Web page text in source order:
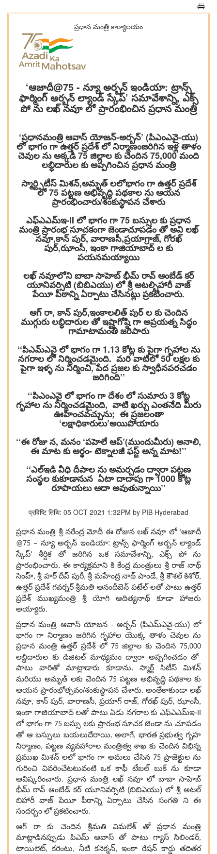
ప్రధాన మంత్రి కార్యాలయం
‘ఆజాదీ@75 - న్యూ అర్బన్ ఇండియా: ట్రాన్స్
ఫార్మింగ్ అర్బన్ ల్యాండ్ స్కేప్’ సమావేశాన్ని, ఎక్స్
పో ను లఖ్ నవూ లో ప్రారంభించిన ప్రధాన మంత్రి
‘ప్రధానమంత్రి ఆవాస్ యోజన్-అర్బన్’ (పిఎంఎవై-యు)
లో భాగం గా ఉత్తర్ ప్రదేశ్ లో నిర్మాణంజరిగిన ఇళ్ల తాళం
చెవుల ను అక్కడి 75 జిల్లాల కు చెందిన 75,000 మంది
లబ్ధిదారుల కు అప్పగించిన ప్రధాన మంత్రి
స్మార్ట్సిటీస్ మిశన్,అమృత్ లలోభాగం గా ఉత్తర్ ప్రదేశ్
లో 75 పట్టణ అభివృద్ధి పథకాల ను ఆయన
ప్రారంభించారు/శంకుస్థాపన చేశారు
ఎఫ్ఎఎమ్ఇ-II లో భాగం గా 75 బస్సుల కు ప్రధాన
మంత్రి ప్రారంభ సూచకంగా జెండాచూపడం తో అవి లఖ్
నవూ,కాన్ పుర్, వారాణసీ,ప్రయాగ్రాజ్, గోరఖ్
పుర్,ఝాంసీ, ఇంకా గాజియాబాద్ ల కు
పయనమయ్యాయి
లఖ్ నవూలోని బాబా సాహెబ్ భీమ్ రావ్ ఆంబేడ్‌ క‌ర్
యూనివర్సిటి (బిబిఎయు) లో శ్రీ అటల్బిహారీ వాజ్
పేయీ పీఠాన్ని ఏర్పాటు చేసినట్లు ప్రకటించారు.
ఆగ్ రా, కాన్ పుర్,ఇంకాలలిత్ పుర్ ల కు చెందిన
ముగ్గురు లబ్ధిదారుల తో ఇష్టాగోష్ఠి గా అప్రయత్న సిద్ధం
గామాటామంతీ జరిపారు
‘‘పిఎమ్ఎవై లో భాగం గా 1.13 కోట్ల కు పైగా గృహాల ను
నగరాల లో నిర్మించడమైంది. మరి వాటిలో 50 లక్షల కు
పైగా ఇళ్ళ ను నిర్మించి, పేద ప్రజల కు స్వాధీనపరచడం
జరిగింది’’
‘‘పిఎంఎవై లో భాగం గా దేశం లో సుమారు 3 కోట్ల
గృహాల ను నిర్మించడమైంది, వాటి ఖర్చు ఎంతనేది మీరు
ఊహించవచ్చును; ఈ ప్రజలంతా
‘లక్షాధికారులు’అయిపోయారు
‘‘ఈ రోజు న, మనం ‘పహెలే ఆప్’(ముందుమీరు) అనాలి,
ఈ మాట కు అర్థం- టెక్నాలజీ ఫస్ట్ అన్న మాట!’’
‘‘ఎల్ఇడి వీధి దీపాల ను అమర్చడం ద్వారా పట్టణ
సంస్థల కుకూడానున ఏటా దాదాపు గా 1000 కోట్ల
రూపాయలు ఆదా అవుతున్నాయి’’
प्रविष्टि तिथि: 05 OCT 2021 1:32PM by PIB Hyderabad
ప్రధాన మంత్రి శ్రీ నరేంద్ర మోదీ ఈ రోజున లఖ్ నవూ లో ‘ఆజాదీ
@75 – న్యూ అర్బన్ ఇండియా: ట్రాన్స్ ఫార్మింగ్ అర్బన్ ల్యాండ్
స్కేప్’శీర్షిక తో జరిగిన ఒక సమావేశాన్ని, ఎక్స్ పో ను
ప్రారంభించారు. ఈ కార్యక్రమాని కి కేంద్ర మంత్రులు శ్రీ రాజ్ నాథ్
సింహ్,శ్రీ హర్ దీప్ పురీ,శ్రీ మహేంద్ర నాథ్ పాండే,శ్రీ కౌశల్ కిశోర్,
ఉత్తర్ ప్రదేశ్ గవర్నర్ శ్రీమతి ఆనందీబెన్ పటేల్ లతో పాటు ఉత్తర్
ప్రదేశ్ ముఖ్యమంత్రి శ్రీ యోగి ఆదిత్యనాథ్ కూడా హాజరు
అయ్యారు.
ప్రధాన మంత్రి ఆవాస్ యోజన - అర్బన్ (పిఎమ్ఎవై-యు) లో
భాగం గా నిర్మాణం జరిగిన గృహాల యొక్క తాళం చెవుల ను
ప్రధాన మంత్రి ఉత్తర్ ప్రదేశ్ లో 75జిల్లాల కు చెందిన75,000
లబ్ధిదారుల కు డిజిటల్ మాధ్యమం ద్వారా అప్పగించడం తో
పాటు
వారితో మాట్లాడారు కూడాను. స్మార్ట్ సిటీస్ మిశన్
మరియు అమృత్ లకు చెందిన 75 పట్టణ అభివృద్ధి పథకాల కు
ఆయన ప్రారంభోత్సవం/శంకుస్థాపన చేశారు. అంతేకాకుండా లఖ్
నవూ, కాన్ పుర్, వారాణసీ, ప్రయాగ్ రాజ్, గోరఖ్ పుర్, ఝాంసీ,
ఇంకా గాజియాబాద్ లతో పాటు ఏడు నగరాల కు ఎఫ్ఎఎమ్ఇ-II
లో భాగం గా 75బస్సు లకు ప్రారంభ సూచక జెండా ను చూపడం
తో ఆ బస్సులు బయలుదేరాయి. అలాగే, భారత ప్రభుత్వ గృహ
నిర్మాణం, పట్టణ వ్యవహారాల మంత్రిత్వ శాఖ కు చెందిన విభిన్న
ప్రముఖ మిశన్ లలో భాగం గా అమలు చేసిన 75ప్రాజెక్టుల ను
గురించి వివరించేటటువంటి ఒక కాఫీ టేబల్ బుక్ ను కూడా
ఆవిష్కరించారు. ప్రధాన మంత్రి లఖ్ నవూ లో బాబా సాహెబ్
భీమ్ రావ్ ఆంబేడ్‌ క‌ర్ యూనివర్సిటి (బిబిఎయు) లో శ్రీ అటల్
బిహారీ వాజ్ పేయీ పీఠాన్ని ఏర్పాటు చేసిన సంగతి ని ఈ
సందర్బం లో ప్రకటించారు.
ఆగ్ రా కు చెందిన శ్రీమతి విమలేశ్ తో ప్రధాన మంత్రి
మాట్లాడినప్పుడు
పిఎమ్ ఆవాస్ తో పాటు గ్యాస్ సిలిండర్,
టాయిలెట్, కరెంటు, నీటి కనెక్శన్, ఇంకా రేషన్ కార్డు తదితర